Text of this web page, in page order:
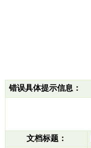
错误具体提示信息：
文档标题：